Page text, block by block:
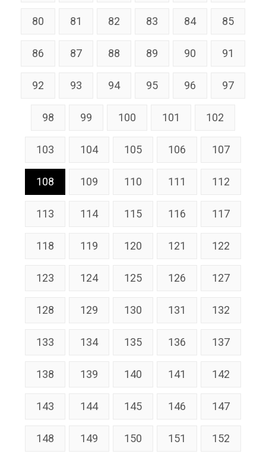
80 81 82 83 84 85
86 87 88 89 90 91
92 93 94 95 96 97
98 99 100 101 102
103 104 105 106 107
108 109 110 111 112
113 114 115 116 117
118 119 120 121 122
123 124 125 126 127
128 129 130 131 132
133 134 135 136 137
138 139 140 141 142
143 144 145 146 147
148 149 150 151 152